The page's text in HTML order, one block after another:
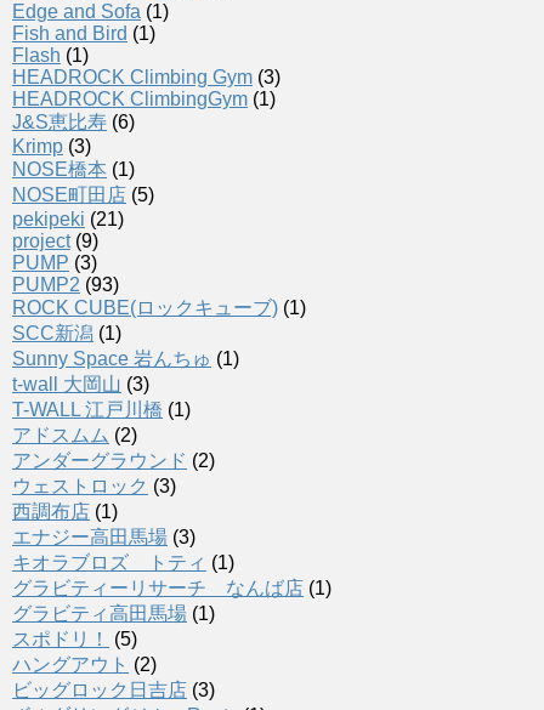
Edge and Sofa (1)
Fish and Bird (1)
Flash (1)
HEADROCK Climbing Gym (3)
HEADROCK ClimbingGym (1)
J&S恵比寿 (6)
Krimp (3)
NOSE橋本 (1)
NOSE町田店 (5)
pekipeki (21)
project(9)
PUMP (3)
PUMP2 (93)
ROCK CUBE(ロックキューブ) (1)
SCC新潟 (1)
Sunny Space 岩んちゅ (1)
t-wall 大岡山 (3)
T-WALL 江戸川橋 (1)
アドスムム (2)
アンダーグラウンド (2)
ウェストロック (3)
西調布店 (1)
エナジー高田馬場 (3)
キオラブロズ トティ (1)
グラビティーリサーチ なんば店 (1)
グラビティ高田馬場 (1)
スポドリ！
(5)
ハングアウト (2)
ビッグロック日吉店 (3)